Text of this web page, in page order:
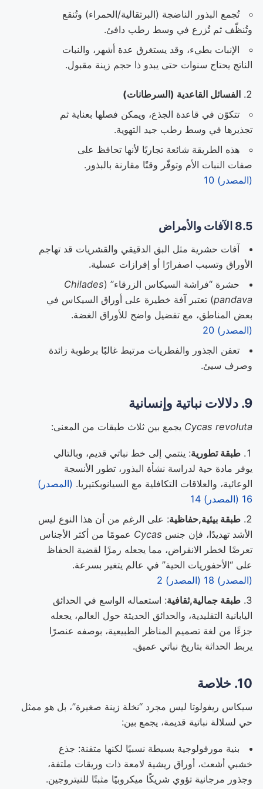
تُجمع البذور الناضجة (البرتقالية/الحمراء) وتُنقع
وتُنظّف ثم تُزرع في وسط رطب دافئ.
الإنبات بطيء، وقد يستغرق عدة أشهر، والنبات
الناتج يحتاج سنوات حتى يبدو ذا حجم زينة مقبول.
الفسائل القاعدية (السرطانات)
تتكوّن في قاعدة الجذع، ويمكن فصلها بعناية ثم
تجذيرها في وسط رطب جيد التهوية.
هذه الطريقة شائعة تجاريًا لأنها تحافظ على
صفات النبات الأم وتوفّر وقتًا مقارنة بالبذور.
(المصدر) 10
8.5 الآفات والأمراض
آفات حشرية مثل البق الدقيقي والقشريات قد تهاجم
الأوراق وتسبب اصفرارًا أو إفرازات عسلية.
حشرة “فراشة السيكاس الزرقاء” (Chilades
pandava) تعتبر آفة خطيرة على أوراق السيكاس في
بعض المناطق، مع تفضيل واضح للأوراق الغضة.
(المصدر) 20
تعفن الجذور والفطريات مرتبط غالبًا برطوبة زائدة
وصرف سيئ.
9. دلالات نباتية وإنسانية
Cycas revoluta يجمع بين ثلاث طبقات من المعنى:
طبقة تطورية: ينتمي إلى خط نباتي قديم، وبالتالي
يوفر مادة حية لدراسة نشأة البذور، تطور الأنسجة
الوعائية، والعلاقات التكافلية مع السيانوبكتيريا. (المصدر)
16 (المصدر) 14
طبقة بيئية,حفاظية: على الرغم من أن هذا النوع ليس
الأشد تهديدًا، فإن جنس Cycas عمومًا من أكثر الأجناس
تعرضًا لخطر الانقراض، مما يجعله رمزًا لقضية الحفاظ
على “الأحفوريات الحية” في عالم يتغير بسرعة.
(المصدر) 18
(المصدر) 2
طبقة جمالية,ثقافية: استعماله الواسع في الحدائق
اليابانية التقليدية، والحدائق الحديثة حول العالم، يجعله
جزءًا من لغة تصميم المناظر الطبيعية، بوصفه عنصرًا
يربط الحداثة بتاريخ نباتي عميق.
10. خلاصة
سيكاس ريفولوتا ليس مجرد “نخلة زينة صغيرة”، بل هو ممثل
حي لسلالة نباتية قديمة، يجمع بين:
بنية مورفولوجية بسيطة نسبيًا لكنها متقنة: جذع
خشبي أشعث، أوراق ريشية لامعة ذات وريقات ملتفة،
وجذور مرجانية تؤوي شريكًا ميكروبيًا مثبتًا للنيتروجين.